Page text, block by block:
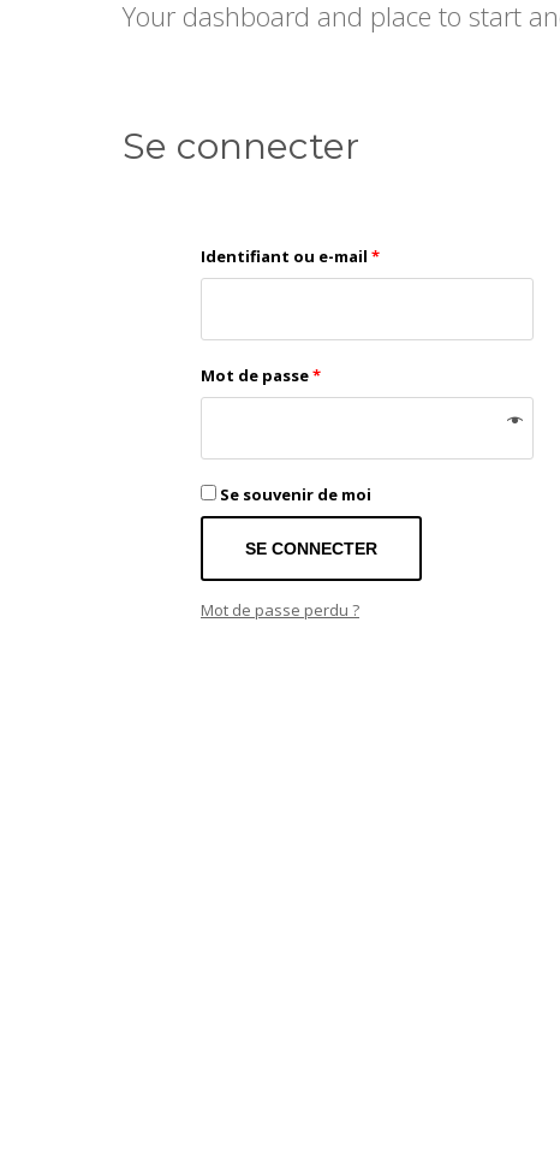
Your dashboard and place to start
Se connecter
Identifiant ou e-mail *
Mot de passe*
Se souvenir de moi
SE CONNECTER
Mot de passe perdu ?